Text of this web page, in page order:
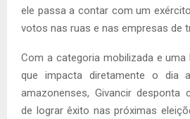
ele passa a contar com um
votos nas ruas e nas empresas de
Com a categoria mobilizada e uma
que impacta diretamente o dia
amazonenses, Givancir desponta
de lograr êxito nas próximas